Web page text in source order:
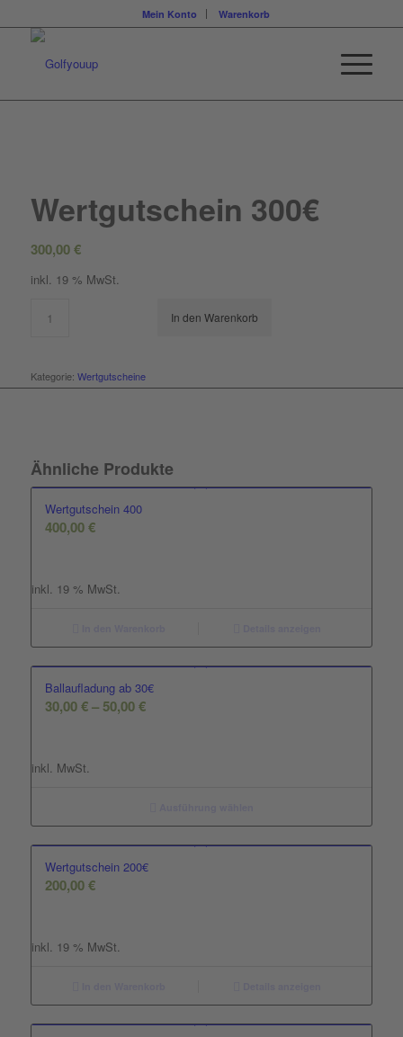
Mein Konto Warenkorb
Wertgutschein 300€
300,00€
inkl. 19 % MwSt.
In den Warenkorb
Kategorie: Wertgutscheine
Ähnliche Produkte
Wertgutschein 400
400,00€
inkl. 19 % MwSt.
Ballaufladung ab 30€
30,00€–50,00€
inkl. MwSt.
Wertgutschein 200€
200,00€
inkl. 19 % MwSt.